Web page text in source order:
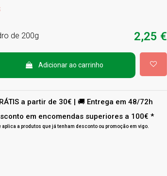
de 200g 2,25 €
Adicionar ao carrinho
a partir de 30€ | 🚚 Entrega em 48/72h
em encomendas superiores a 100€ *
aplica a produtos que já tenham desconto ou promoção em vigo.